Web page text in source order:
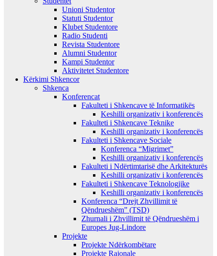
Unioni Studentor
Statuti Studentor
Klubet Studentore
Radio Studenti
Revista Studentore
Alumni Studentor
Kampi Studentor
Aktivitetet Studentore
Kërkimi Shkencor
Shkenca
Konferencat
Fakulteti i Shkencave të Informatikës
Keshilli organizativ i konferencës
Fakulteti i Shkencave Teknike
Keshilli organizativ i konferencës
Fakulteti i Shkencave Sociale
Konferenca “Migrimet”
Keshilli organizativ i konferencës
Fakulteti i Ndërtimtarisë dhe Arkitekturës
Keshilli organizativ i konferencës
Fakulteti i Shkencave Teknologjike
Keshilli organizativ i konferencës
Konferenca “Drejt Zhvillimit të
Qëndrueshëm” (TSD)
Zhurnali i Zhvillimit të Qëndrueshëm i
Europes Jug-Lindore
Projekte
Projekte Ndërkombëtare
Projekte Rajonale